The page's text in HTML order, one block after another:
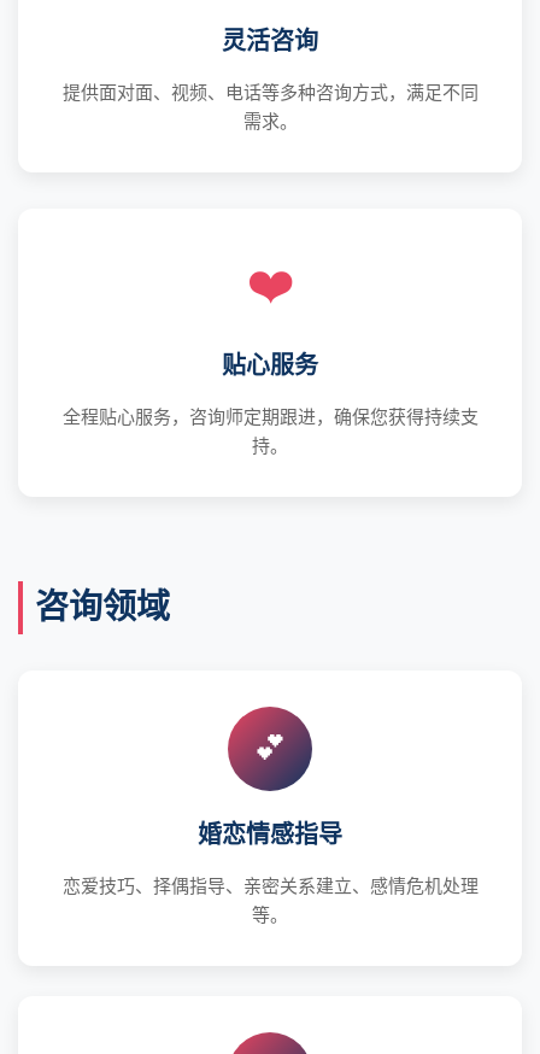
灵活咨询
提供面对面、视频、电话等多种咨询方式，满足不同
需求。
❤️
贴心服务
全程贴心服务，咨询师定期跟进，确保您获得持续支
持。
咨询领域
💕
婚恋情感指导
恋爱技巧、择偶指导、亲密关系建立、感情危机处理
等。